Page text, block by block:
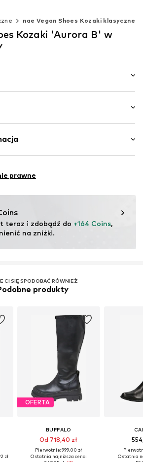
nae Vegan Shoes Kozaki klasyczne
Kozaki 'Aurora B' w
prawne
teraz i zdobądź do +164 Coins,
na zniżki.
CI SIĘ SPODOBAĆ RÓWNIEŻ
produkty
zł
OFERTA
BUFFALO
Od 718,40 zł
Pierwotnie: 999,00 zł
Ostatnia najniższa cena:
Ostatnia